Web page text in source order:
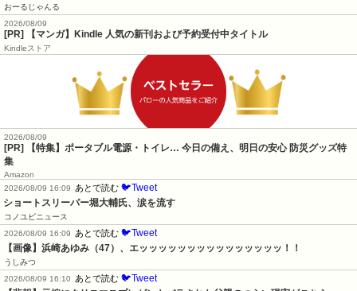
おーるじゃんる
2026/08/09
[PR] 【マンガ】Kindle 人気の新刊および予約受付中タイトル
Kindleストア
2026/08/09
[PR] 【特集】ポータブル電源・トイレ… 今日の備え、明日の安心 防災グッズ特
集
Amazon
2026/08/09 16:09
あとで読む 🐦Tweet
ショートスリーパー堀大輔氏、涙を流す
コノユビニュース
2026/08/09 16:09
あとで読む 🐦Tweet
【画像】浜崎あゆみ（47）、エッッッッッッッッッッッッッッッ！！
うしみつ
2026/08/09 16:10
あとで読む 🐦Tweet